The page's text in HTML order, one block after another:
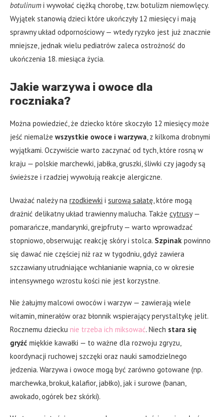
botulinum i wywołać ciężką chorobę, tzw. botulizm niemowlęcy.
Wyjątek stanowią dzieci które ukończyły 12 miesięcy i mają
sprawny układ odpornościowy — wtedy ryzyko jest już znacznie
mniejsze, jednak wielu pediatrów zaleca ostrożność do
ukończenia 18. miesiąca życia.
Jakie warzywa i owoce dla
roczniaka?
Można powiedzieć, że dziecko które skoczyło 12 miesięcy może
jeść niemalże wszystkie owoce i warzywa, z kilkoma drobnymi
wyjątkami. Oczywiście warto zaczynać od tych, które rosną w
kraju — polskie marchewki, jabłka, gruszki, śliwki czy jagody są
świeższe i rzadziej wywołują reakcje alergiczne.
Uważać należy na rzodkiewki i surową sałatę, które mogą
drażnić delikatny układ trawienny malucha. Także cytrusy—
pomarańcze, mandarynki, grejpfruty — warto wprowadzać
stopniowo, obserwując reakcję skóry i stolca. Szpinak powinno
się dawać nie częściej niż raz w tygodniu, gdyż zawiera
szczawiany utrudniające wchłanianie wapnia, co w okresie
intensywnego wzrostu kości nie jest korzystne.
Nie żałujmy malcowi owoców i warzyw — zawierają wiele
witamin, minerałów oraz błonnik wspierający perystaltykę jelit.
Rocznemu dziecku nie trzeba ich miksować. Niech stara się
gryźć miękkie kawałki — to ważne dla rozwoju zgryzu,
koordynacji ruchowej szczęki oraz nauki samodzielnego
jedzenia. Warzywa i owoce mogą być zarówno gotowane (np.
marchewka, brokuł, kalafior, jabłko), jak i surowe (banan,
awokado, ogórek bez skórki).